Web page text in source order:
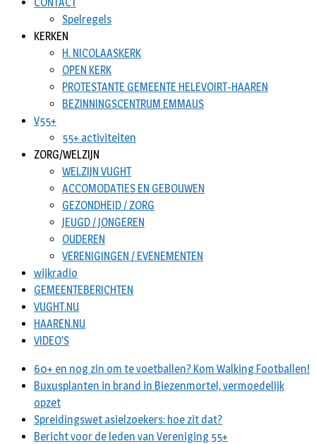
Spelregels
KERKEN
H. NICOLAASKERK
OPEN KERK
PROTESTANTE GEMEENTE HELEVOIRT-HAAREN
BEZINNINGSCENTRUM EMMAUS
V55+
55+ activiteiten
ZORG/WELZIJN
WELZIJN VUGHT
ACCOMODATIES EN GEBOUWEN
GEZONDHEID / ZORG
JEUGD / JONGEREN
OUDEREN
VERENIGINGEN / EVENEMENTEN
wijkradio
GEMEENTEBERICHTEN
VUGHT.NU
HAAREN.NU
VIDEO’S
60+ en nog zin om te voetballen? Kom Walking Footballen!
Buxusplanten in brand in Biezenmortel, vermoedelijk
opzet
Spreidingswet asielzoekers: hoe zit dat?
Bericht voor de leden van Vereniging 55+